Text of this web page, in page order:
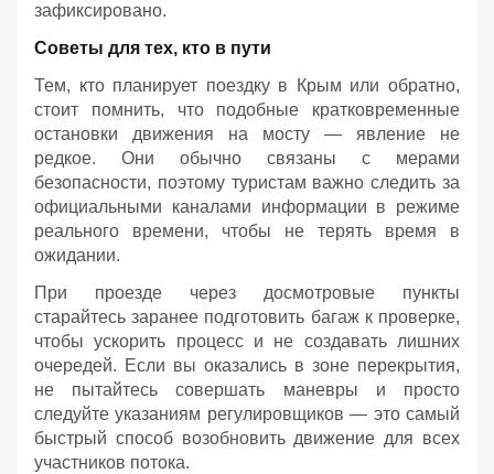
зафиксировано.
Советы для тех, кто в пути
Тем, кто планирует поездку в Крым или обратно,
стоит помнить, что подобные кратковременные
остановки движения на мосту — явление не
редкое. Они обычно связаны с мерами
безопасности, поэтому туристам важно следить за
официальными каналами информации в режиме
реального времени, чтобы не терять время в
ожидании.
При проезде через досмотровые пункты
старайтесь заранее подготовить багаж к проверке,
чтобы ускорить процесс и не создавать лишних
очередей. Если вы оказались в зоне перекрытия,
не пытайтесь совершать маневры и просто
следуйте указаниям регулировщиков — это самый
быстрый способ возобновить движение для всех
участников потока.